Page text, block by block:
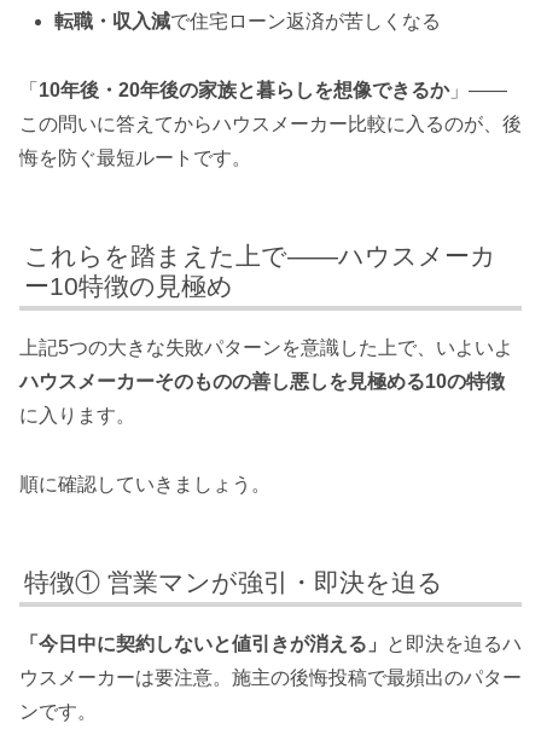
転職・収入減で住宅ローン返済が苦しくなる
「 10年後・20年後の家族と暮らしを想像できるか」——
この問いに答えてからハウスメーカー比較に入るのが、後
悔を防ぐ最短ルートです。
これらを踏まえた上で——ハウスメーカ
ー10特徴の見極め
上記5つの大きな失敗パターンを意識した上で、いよいよ
ハウスメーカーそのものの善し悪しを見極める10の特徴
に入ります。
順に確認していきましょう。
特徴① 営業マンが強引・即決を迫る
「今日中に契約しないと値引きが消える」
と即決を迫るハ
ウスメーカーは要注意。施主の後悔投稿で最頻出のパター
ンです。